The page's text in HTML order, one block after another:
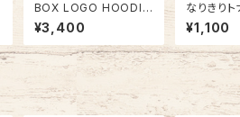
BOX LOGO HOODIE
NJ20AW0301
¥3,400
なりきり
ーカー
013
¥1,100